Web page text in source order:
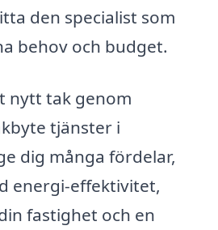
den specialist som
behov och budget.
nytt tak genom
tjänster i
dig många fördelar,
energi-effektivitet,
fastighet och en